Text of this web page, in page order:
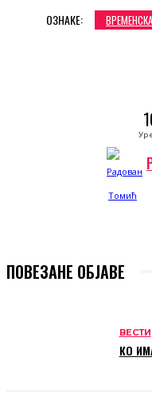
ОЗНАКЕ:
ПОВЕЗАНЕ ОБЈАВЕ
ВЕСТИ
КО